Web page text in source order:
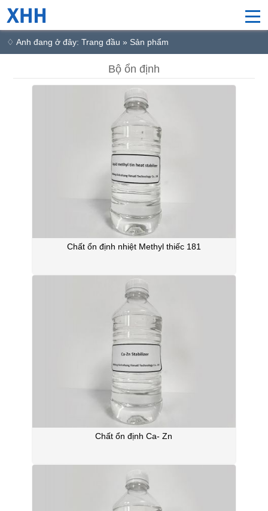
♢ Anh đang ở đây: Trang đầu » Sản phẩm
Bộ ổn định
Chất ổn định nhiệt Methyl thiếc 181
Chất ổn định Ca- Zn